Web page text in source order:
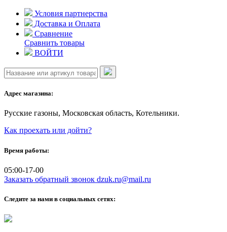
Skip
content
Условия партнерства
Доставка и Оплата
Сравнение
Сравнить товары
ВОЙТИ
Адрес магазина:
Русские газоны, Московская область, Котельники.
Как проехать или дойти?
Время работы:
05:00-17-00
Заказать обратный звонок dzuk.ru@mail.ru
Следите за нами в социальных сетях: